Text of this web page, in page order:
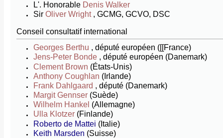
L'. Honorable Denis Walker
Sir Oliver Wright, GCMG, GCVO, DSC
Conseil consultatif international
Georges Berthu , député européen ([[France)
Jens-Peter Bonde, député européen (Danemark)
Clement Brown (États-Unis)
Anthony Coughlan (Irlande)
Frank Dahlgaard , député (Danemark)
Margit Gennser(Suède)
Wilhelm Hankel (Allemagne)
Ulla Klotzer(Finlande)
Roberto de Mattei (Italie)
Keith Marsden (Suisse)